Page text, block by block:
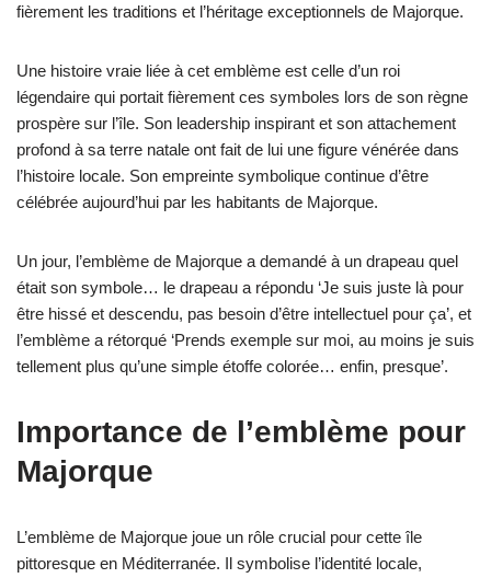
fièrement les traditions et l’héritage exceptionnels de Majorque.
Une histoire vraie liée à cet emblème est celle d’un roi
légendaire qui portait fièrement ces symboles lors de son règne
prospère sur l’île. Son leadership inspirant et son attachement
profond à sa terre natale ont fait de lui une figure vénérée dans
l’histoire locale. Son empreinte symbolique continue d’être
célébrée aujourd’hui par les habitants de Majorque.
Un jour, l’emblème de Majorque a demandé à un drapeau quel
était son symbole… le drapeau a répondu ‘Je suis juste là pour
être hissé et descendu, pas besoin d’être intellectuel pour ça’, et
l’emblème a rétorqué ‘Prends exemple sur moi, au moins je suis
tellement plus qu’une simple étoffe colorée… enfin, presque’.
Importance de l’emblème pour
Majorque
L’emblème de Majorque joue un rôle crucial pour cette île
pittoresque en Méditerranée. Il symbolise l’identité locale,